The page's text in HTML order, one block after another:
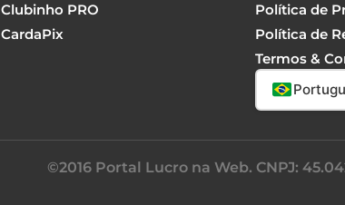
Clubinho PRO
CardaPix
Política de
Política de
Termos &
©2016 Portal Lucro na Web. CNPJ: